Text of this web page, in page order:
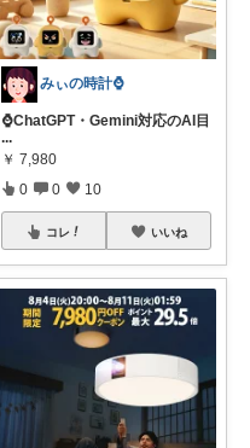
みぃの時計⌚
⌚ChatGPT・Gemini対応のAI目
...
￥ 7,980
0 0 10
コレ いいね